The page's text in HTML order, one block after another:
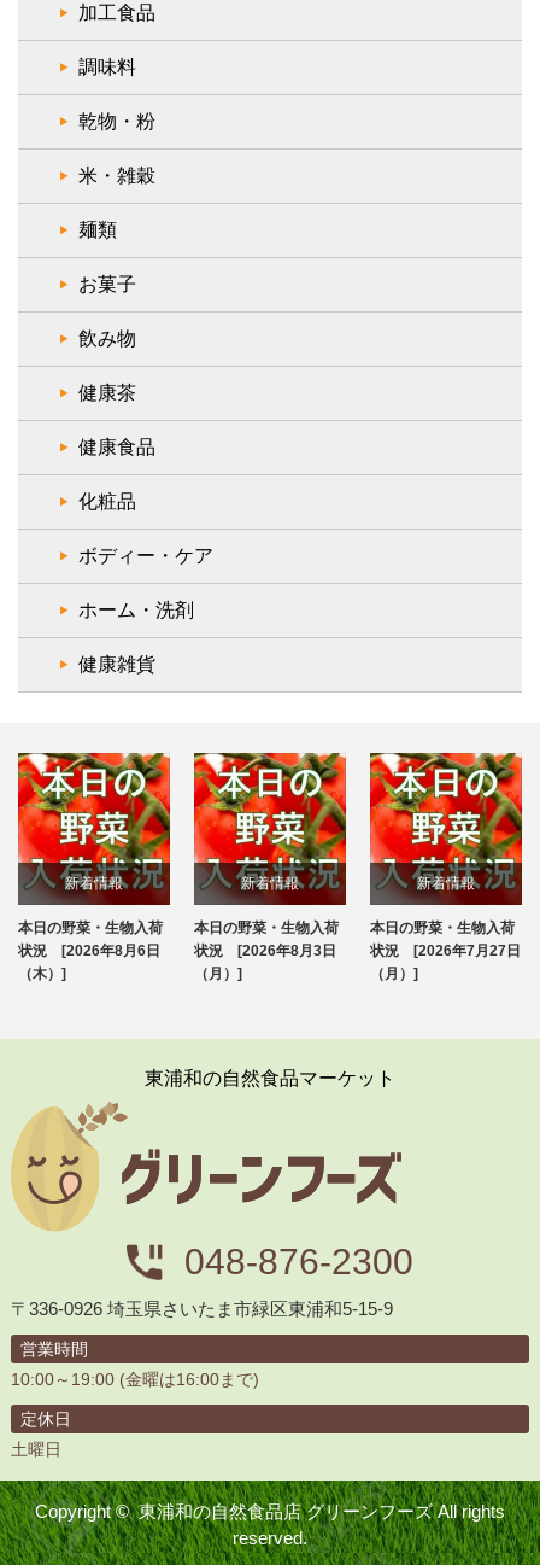
加工食品
調味料
乾物・粉
米・雑穀
麺類
お菓子
飲み物
健康茶
健康食品
化粧品
ボディー・ケア
ホーム・洗剤
健康雑貨
新着情報
ブログ
本日の野菜・生物入荷
状況 [2026年8月6日
（木）]
新着情報
ブログ
本日の野菜・生物入荷
状況 [2026年8月3日
（月）]
新着情報
ブログ
本日の野菜・生物入荷
状況 [2026年7月27日
（月）]
東浦和の自然食品マーケット
048-876-2300
〒336-0926 埼玉県さいたま市緑区東浦和5-15-9
営業時間
10:00～19:00 (金曜は16:00まで)
定休日
土曜日
Copyright ©東浦和の自然食品店 グリーンフーズAll rights
reserved.